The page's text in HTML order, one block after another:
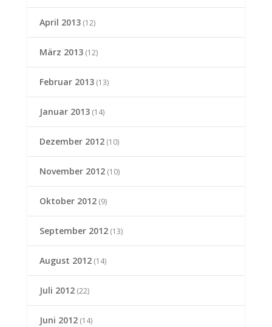
April 2013(12)
März 2013(12)
Februar 2013(13)
Januar 2013(14)
Dezember 2012(10)
November 2012(10)
Oktober 2012(9)
September 2012(13)
August 2012(14)
Juli 2012(22)
Juni 2012(14)